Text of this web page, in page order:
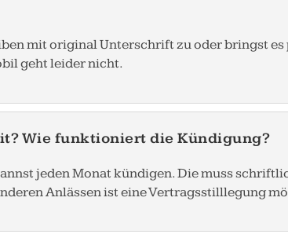
mit original Unterschrift zu oder bringst
geht leider nicht.
Wie funktioniert die Kündigung?
jeden Monat kündigen. Die muss
Anlässen ist eine Vertragsstilllegung